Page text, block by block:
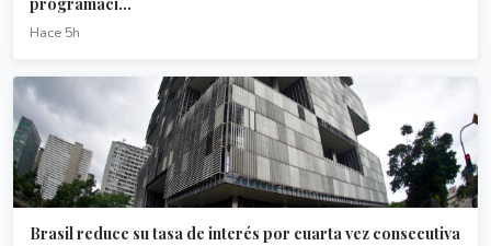
Hace 5h
Brasil reduce su tasa de interés por cuarta vez consecutiva